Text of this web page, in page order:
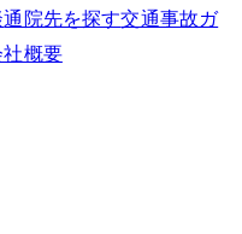
通院先を探す交通事故ガ
社概要